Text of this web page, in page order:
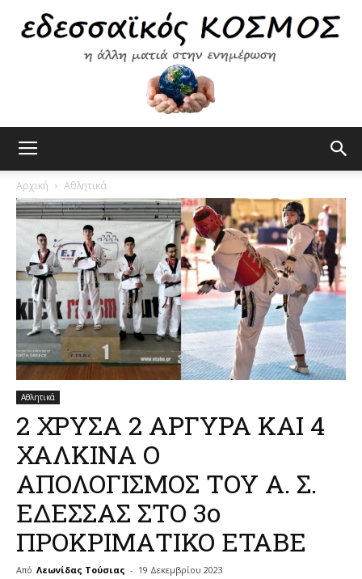
Κόσμος
Αρχική Αθλητικά
Αθλητικά
2 ΧΡΥΣΑ 2 ΑΡΓΥΡΑ ΚΑΙ 4
ΧΑΛΚΙΝΑ Ο
ΑΠΟΛΟΓΙΣΜΟΣ ΤΟΥ Α. Σ.
ΕΔΕΣΣΑΣ ΣΤΟ 3ο
ΠΡΟΚΡΙΜΑΤΙΚΟ ΕΤΑΒΕ
Από Λεωνίδας Τούσιας - 19 Δεκεμβρίου 2023